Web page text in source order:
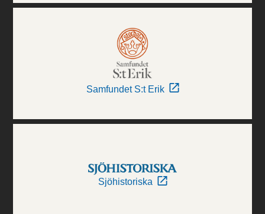
Samfundet S:t Erik
Sjöhistoriska